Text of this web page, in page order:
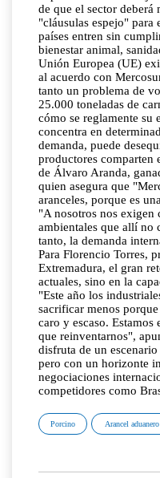
de que el sector deberá
"cláusulas espejo" para
países entren sin
bienestar animal,
Unión Europea (UE)
al acuerdo con
tanto un problema de
25.000 toneladas de
cómo se reglamente su
concentra en
demanda, puede
productores comparten
de Álvaro Aranda,
quien asegura que
aranceles, porque es
"A nosotros nos exigen
ambientales que allí no
tanto, la demanda
Para Florencio Torres,
Extremadura, el gran
actuales, sino en la
"Este año los
sacrificar menos
caro y escaso.
que reinventarnos",
disfruta de un
pero con un horizonte
negociaciones
competidores como
Porcino Arancel